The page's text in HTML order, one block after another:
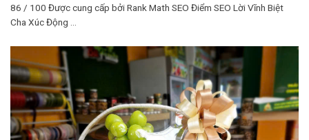
86 / 100 Được cung cấp bởi Rank Math SEO Điểm SEO Lời Vĩnh Biệt
Cha Xúc Động ...